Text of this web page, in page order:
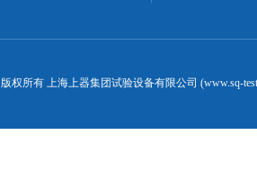
版权所有 上海上器集团试验设备有限公司 (www.sq-